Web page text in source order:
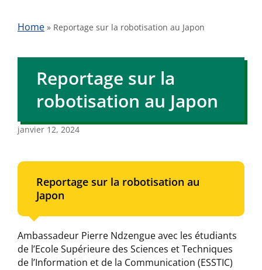
Home » Reportage sur la robotisation au Japon
Reportage sur la
robotisation au Japon
janvier 12, 2024
Reportage sur la robotisation au
Japon
Ambassadeur Pierre Ndzengue avec les étudiants
de l’Ecole Supérieure des Sciences et Techniques
de l’Information et de la Communication (ESSTIC)